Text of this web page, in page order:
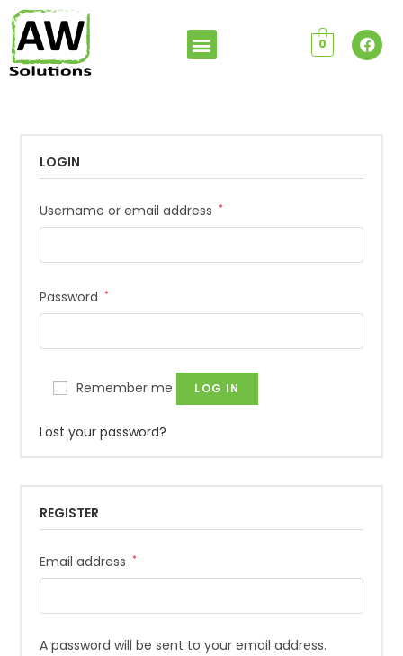
0
LOGIN
Username or email address *
Password *
Remember me LOG IN
Lost your password?
REGISTER
Email address *
A password will be sent to your email address.